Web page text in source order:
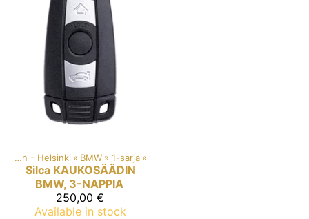
Car key duplication - Helsinki ‪» BMW ‪» 1-sarja ‪»
Silca KAUKOSÄÄDIN
BMW, 3-NAPPIA
250,00 €
Available in stock